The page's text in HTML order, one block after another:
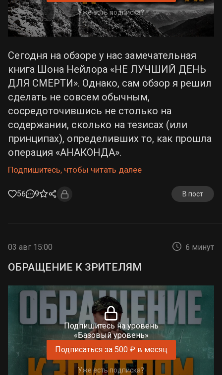
Уже есть подписка?
Сегодня на обзоре у нас замечательная
книга Шона Нейлора «НЕ ЛУЧШИЙ ДЕНЬ
ДЛЯ СМЕРТИ». Однако, сам обзор я решил
сделать не совсем обычным,
сосредоточившись не столько на
содержании, сколько на тезисах (или
принципах), определивших то, как прошла
операция «АНАКОНДА».
Подпишитесь, чтобы читать далее
56 9 В пост
03 авг 15:00 6 минут
ОБРАЩЕНИЕ К ЗРИТЕЛЯМ
Подпишитесь на уровень
«Базовый уровень»
Подписаться за 500 ₽ в месяц
Уже есть подписка?